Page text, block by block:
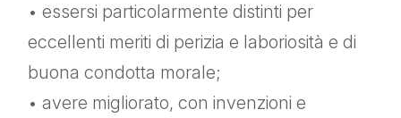
• essersi particolarmente distinti per
eccellenti meriti di perizia e laboriosità e di
buona condotta morale;
• avere migliorato, con invenzioni e